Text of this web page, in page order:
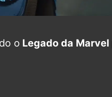
o Legado da Marvel